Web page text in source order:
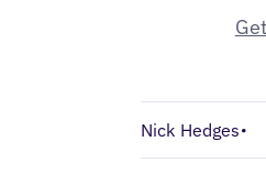
Nick Hedges•